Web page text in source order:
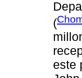
(
este